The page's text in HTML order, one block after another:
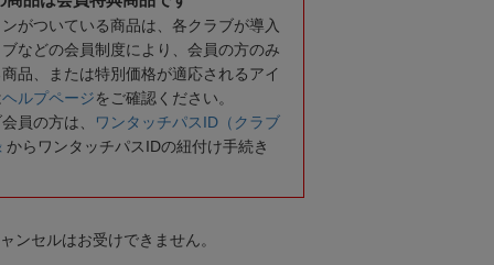
がついている商品は、各クラブが導入
などの会員制度により、会員の方のみ
品、または特別価格が適応されるアイ
ヘルプページをご確認ください。
員の方は、
ワンタッチパスID（クラブ
からワンタッチパスIDの紐付け手続き
ンセルはお受けできません。